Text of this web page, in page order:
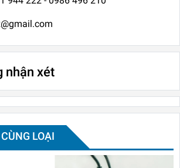
nhận xét
LOẠI